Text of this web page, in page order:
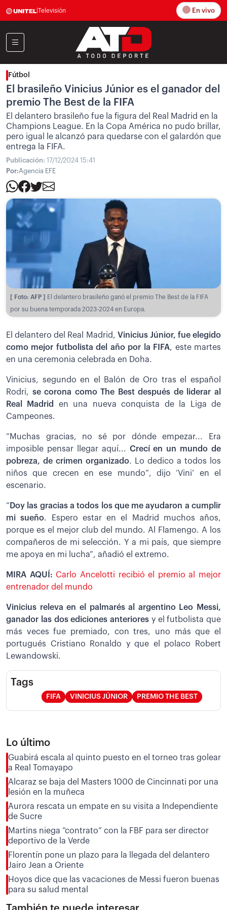
Televisión En vivo
Fútbol
El brasileño Vinicius Júnior es el ganador del
premio The Best de la FIFA
El delantero brasileño fue la figura del Real Madrid en la
Champions League. En la Copa América no pudo brillar,
pero igual le alcanzó para quedarse con el galardón que
entrega la FIFA.
Publicación: 17/12/2024 15:41
Por:Agencia EFE
[ Foto: AFP ]
El delantero brasileño ganó el premio The Best de la FIFA
por su buena temporada 2023-2024 en Europa.
El delantero del Real Madrid, Vinicius Júnior, fue elegido
como mejor futbolista del año por la FIFA, este martes
en una ceremonia celebrada en Doha.
Vinicius, segundo en el Balón de Oro tras el español
Rodri, se corona como The Best después de liderar al
Real Madrid en una nueva conquista de la Liga de
Campeones.
“Muchas gracias, no sé por dónde empezar... Era
imposible pensar llegar aquí... Crecí en un mundo de
pobreza, de crimen organizado. Lo dedico a todos los
niños que crecen en ese mundo”, dijo ‘Vini’ en el
escenario.
“ Doy las gracias a todos los que me ayudaron a cumplir
mi sueño. Espero estar en el Madrid muchos años,
porque es el mejor club del mundo. Al Flamengo. A los
compañeros de mi selección. Y a mi país, que siempre
me apoya en mi lucha”, añadió el extremo.
MIRA AQUÍ: Carlo Ancelotti recibió el premio al mejor
entrenador del mundo
Vinicius releva en el palmarés al argentino Leo Messi,
ganador las dos ediciones anteriores y el futbolista que
más veces fue premiado, con tres, uno más que el
portugués Cristiano Ronaldo y que el polaco Robert
Lewandowski.
Tags
FIFA VINICIUS JÚNIOR PREMIO THE BEST
Lo último
Guabirá escala al quinto puesto en el torneo tras golear
a Real Tomayapo
Alcaraz se baja del Masters 1000 de Cincinnati por una
lesión en la muñeca
Aurora rescata un empate en su visita a Independiente
de Sucre
Martins niega “contrato” con la FBF para ser director
deportivo de la Verde
Florentín pone un plazo para la llegada del delantero
Jairo Jean a Oriente
Hoyos dice que las vacaciones de Messi fueron buenas
para su salud mental